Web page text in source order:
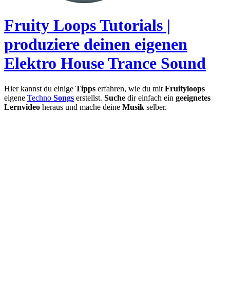
Fruity Loops Tutorials |
produziere deinen eigenen
Elektro House Trance Sound
Hier kannst du einige Tipps erfahren, wie du mit Fruityloops
eigene Techno Songs erstellst. Suche dir einfach ein geeignetes
Lernvideo heraus und mache deine Musik selber.